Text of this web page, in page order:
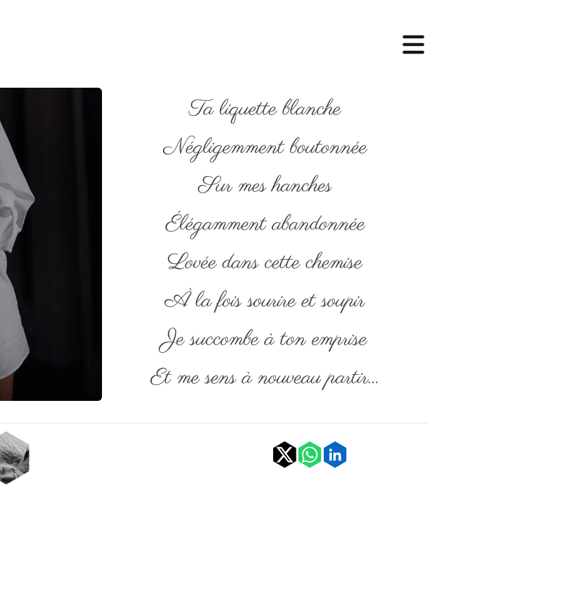
Ta liquette blanche
Négligemment boutonnée
Sur mes hanches
Élégamment abandonnée
Lovée dans cette chemise
À la fois sourire et soupir
Je succombe à ton emprise
Et me sens à nouveau partir…